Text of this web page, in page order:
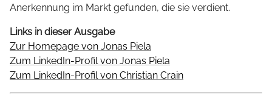
Anerkennung im Markt gefunden, die sie verdient.
Links in dieser Ausgabe
Zur Homepage von Jonas Piela
Zum LinkedIn-Profil von Jonas Piela
Zum LinkedIn-Profil von Christian Crain